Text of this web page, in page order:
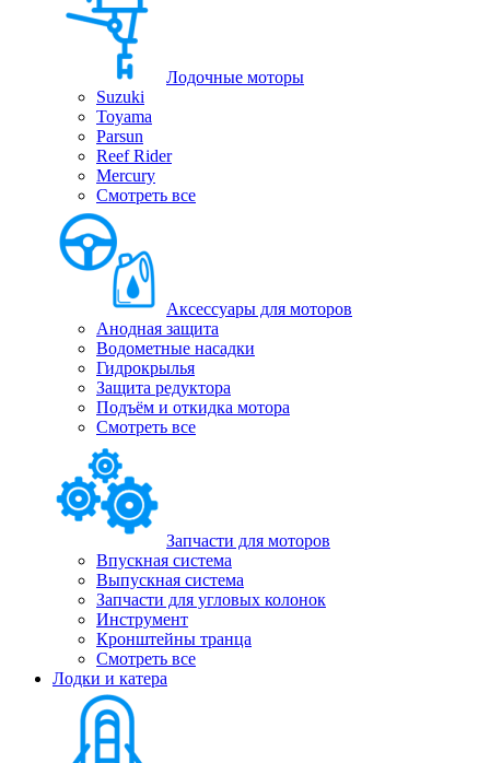
Лодочные моторы
Suzuki
Toyama
Parsun
Reef Rider
Mercury
Смотреть все
Аксессуары для моторов
Анодная защита
Водометные насадки
Гидрокрылья
Защита редуктора
Подъём и откидка мотора
Смотреть все
Запчасти для моторов
Впускная система
Выпускная система
Запчасти для угловых колонок
Инструмент
Кронштейны транца
Смотреть все
Лодки и катера